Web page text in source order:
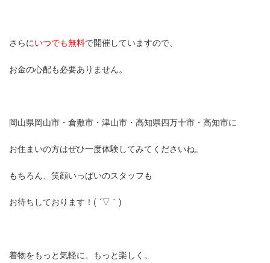
さらにいつでも無料で開催していますので、
お金の心配も必要ありません。
岡山県岡山市・倉敷市・津山市・高知県四万十市・高知市に
お住まいの方はぜひ一度体験してみてくださいね。
もちろん、笑顔いっぱいのスタッフも
お待ちしております！( ´▽｀)
着物をもっと気軽に、もっと楽しく。